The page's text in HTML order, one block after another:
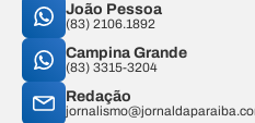
João Pessoa
(83) 2106.1892
Campina Grande
(83) 3315-3204
Redação